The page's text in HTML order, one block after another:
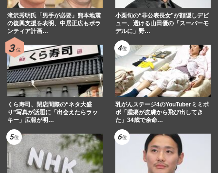
滝沢秀明氏「男手が必要」熊本地震
の復興支援を表明、中居正広もボラ
ンティア計画…
小栗旬の“非公表長女”が顔隠しデビ
ュー、透ける山田優の「スーパーモ
デルに」野…
くら寿司、閉店間際の“ネタ大盛
り”写真が話題に「出会えたらラッ
キー」広報が明…
乳がんステージ4のYouTuberミミポ
ポ「腫瘍が皮膚から飛び出してき
た」34歳で余命…